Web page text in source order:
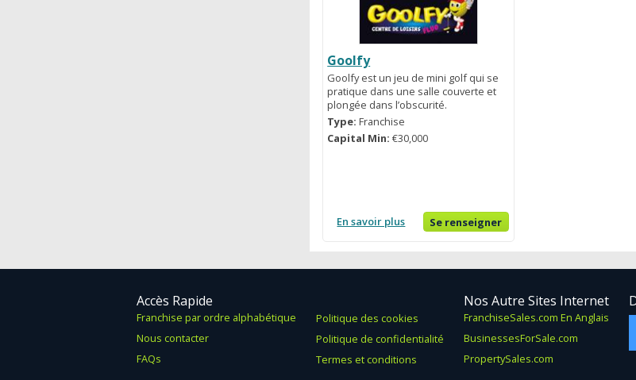
Goolfy
Goolfy est un jeu de mini golf qui se
pratique dans une salle couverte et
plongée dans l’obscurité.
Type:Franchise
Capital Min:€30,000
En savoir plus Se renseigner
Accès Rapide
Franchise par ordre alphabétique
Nous contacter
FAQs
Politique des cookies
Politique de confidentialité
Termes et conditions
Nos Autre Sites Internet
FranchiseSales.com En Anglais
BusinessesForSale.com
PropertySales.com